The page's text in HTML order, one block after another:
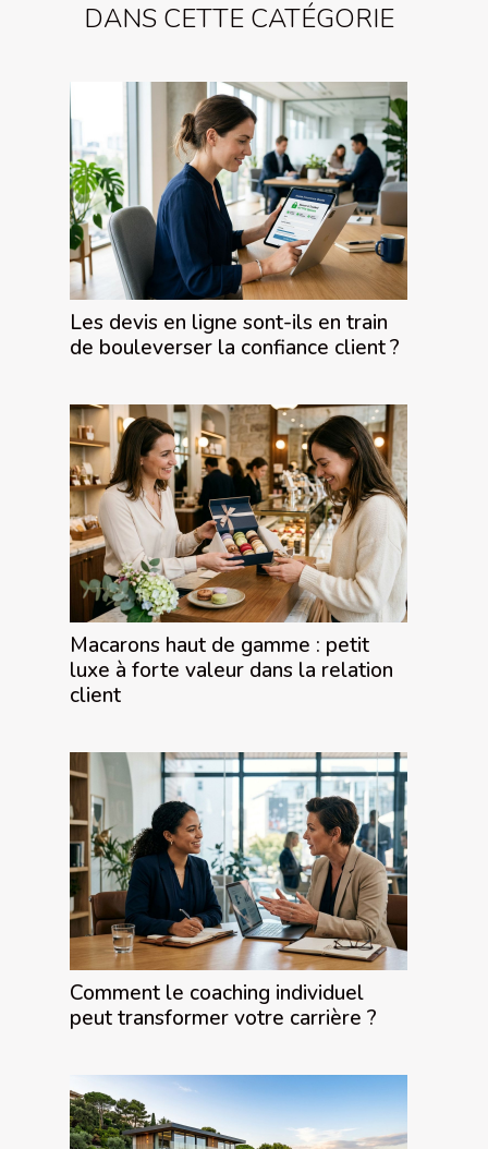
DANS CETTE CATÉGORIE
Les devis en ligne sont-ils en train
de bouleverser la confiance client ?
Macarons haut de gamme : petit
luxe à forte valeur dans la relation
client
Comment le coaching individuel
peut transformer votre carrière ?